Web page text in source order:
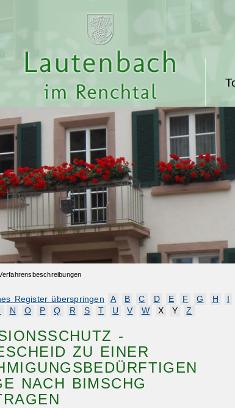
Register überspringen
A B C D E F G H
N O P Q R S T U V W X Y Z
-
ZU EINER
NACH BIMSCHG